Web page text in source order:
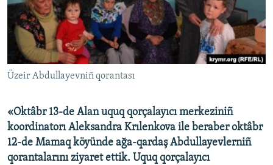
Русский
Українською
QOŞULIÑIZ!
RFE/RS bütün saytları
Üzeir Abdullayevniñ qorantası
«Oktâbr 13-de Alan uquq qorçalayıcı merkeziniñ
koordinatorı Aleksandra Krılenkova ile beraber oktâbr
12-de Mamaq köyünde ağa-qardaş Abdullayevlerniñ
qorantalarını ziyaret ettik. Uquq qorçalayıcı